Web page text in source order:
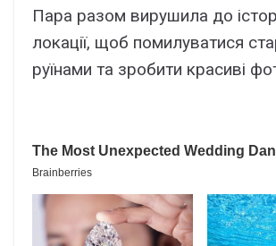
Пара разом вирушила до
локації, щоб помилуватися
руїнами та зробити красиві